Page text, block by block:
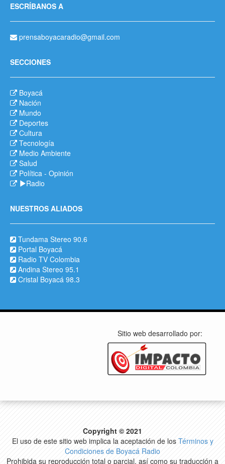
ESCRÍBANOS A
prensaboyacaradio@gmail.com
SECCIONES
Boyacá
Nación
Mundo
Deportes
Cultura
Tecnología
Medio Ambiente
Salud
Política - Opinión
Radio
NUESTROS ALIADOS
Tundama Stereo 90.6
Portal Boyacá
Radio TV Colombia
Andina Stereo 95.1
Cristal Boyacá 98.3
Sitio web desarrollado por:
Copyright © 2021
El uso de este sitio web implica la aceptación de los Términos y
Condiciones de Boyacá Radio
Prohibida su reproducción total o parcial, así como su traducción a